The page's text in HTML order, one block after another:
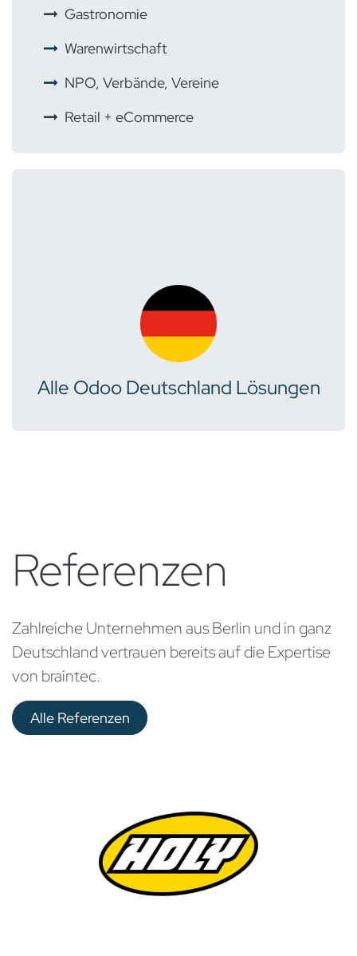
Gastronomie
Warenwirtschaft
NPO, Verbände, Vereine
Retail + eCommerce
Alle Odoo Deutschland Lösungen
Referenzen
Zahlreiche Unternehmen aus Berlin und in ganz
Deutschland vertrauen bereits auf die Expertise
von braintec.
Alle Referenzen